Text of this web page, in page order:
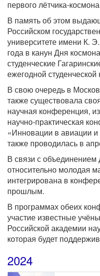
первого лётчика-
В память об этом
Российском
университете имени К.
года в канун Дня
студенческие
ежегодной
В свою очередь в
также существовала
научная конференция,
научно-практическая
«Инновации в авиации
также проводилась в
В связи с объединением
относительно молодая
интегрирована в
прошлым.
В программах обеих
участие известные
Российской академии
которая будет
2024